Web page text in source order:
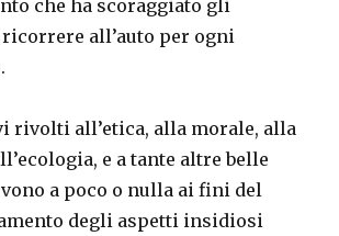
che ha scoraggiato gli
all’auto per ogni
rivolti all’etica, alla morale, alla
e a tante altre belle
a poco o nulla ai fini del
degli aspetti insidiosi